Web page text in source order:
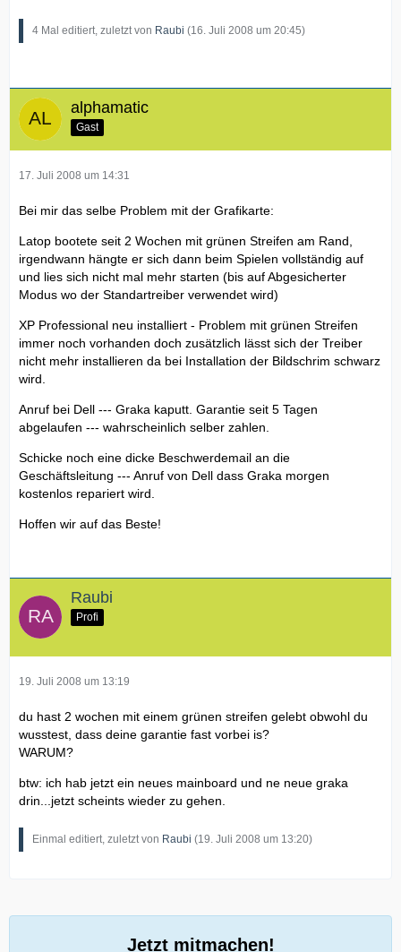
4 Mal editiert, zuletzt von Raubi (16. Juli 2008 um 20:45)
alphamatic
Gast
17. Juli 2008 um 14:31
Bei mir das selbe Problem mit der Grafikarte:
Latop bootete seit 2 Wochen mit grünen Streifen am Rand,
irgendwann hängte er sich dann beim Spielen vollständig auf
und lies sich nicht mal mehr starten (bis auf Abgesicherter
Modus wo der Standartreiber verwendet wird)
XP Professional neu installiert - Problem mit grünen Streifen
immer noch vorhanden doch zusätzlich lässt sich der Treiber
nicht mehr installieren da bei Installation der Bildschrim schwarz
wird.
Anruf bei Dell --- Graka kaputt. Garantie seit 5 Tagen
abgelaufen --- wahrscheinlich selber zahlen.
Schicke noch eine dicke Beschwerdemail an die
Geschäftsleitung --- Anruf von Dell dass Graka morgen
kostenlos repariert wird.
Hoffen wir auf das Beste!
Raubi
Profi
19. Juli 2008 um 13:19
du hast 2 wochen mit einem grünen streifen gelebt obwohl du
wusstest, dass deine garantie fast vorbei is?
WARUM?
btw: ich hab jetzt ein neues mainboard und ne neue graka
drin...jetzt scheints wieder zu gehen.
Einmal editiert, zuletzt von Raubi (19. Juli 2008 um 13:20)
Jetzt mitmachen!